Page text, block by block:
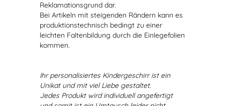
Reklamationsgrund dar.
Bei Artikeln mit steigenden Rändern kann es
produktionstechnisch bedingt zu einer
leichten Faltenbildung durch die Einlegefolien
kommen.
Ihr personalisiertes Kindergeschirr ist ein
Unikat und mit viel Liebe gestaltet.
Jedes Produkt wird individuell angefertigt